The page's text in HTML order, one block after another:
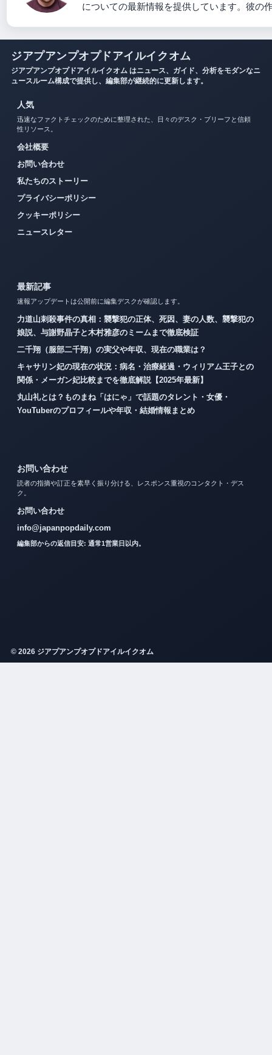
についての最新情報を提供しています。彼の
ジアプアンプオプドアイルイクオム
ジアプアンプオプドアイルイクオム はニュース、ガイド、分析をモダンなニ
ュースルーム構成で提供し、編集部が継続的に更新します。
人気
迅速なファクトチェックのために整理された、日々のデスク・ブリーフと信頼
性リソース。
会社概要
お問い合わせ
私たちのストーリー
プライバシーポリシー
クッキーポリシー
ニュースレター
最新記事
速報アップデートは公開前に編集デスクが確認します。
力道山刺殺事件の真相：襲撃犯の正体、死因、妻の人数、襲撃犯の
娘説、与謝野晶子と木村雅彦のミームまで徹底検証
二千翔（服部二千翔）の実父や年収、現在の職業は？
キャサリン妃の現在の状況：病名・治療経過・ウィリアム王子との
関係・メーガン妃比較までを徹底解説【2025年最新】
丸山礼とは？ものまね「はにゃ」で話題のタレント・女優・
YouTuberのプロフィールや年収・結婚情報まとめ
お問い合わせ
読者の指摘や訂正を素早く振り分ける、レスポンス重視のコンタクト・デス
ク。
お問い合わせ
info@japanpopdaily.com
編集部からの返信目安: 通常1営業日以内。
© 2026 ジアプアンプオプドアイルイクオム